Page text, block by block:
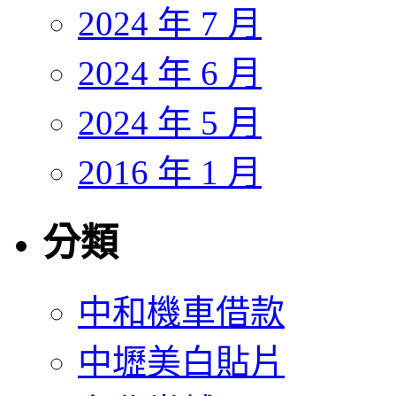
2024 年 7 月
2024 年 6 月
2024 年 5 月
2016 年 1 月
分類
中和機車借款
中壢美白貼片